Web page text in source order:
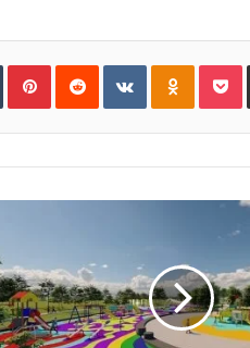
TumblrPinterestReddit VKontakte